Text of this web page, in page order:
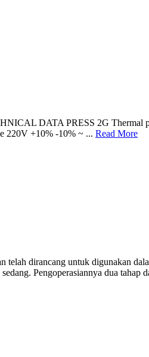
DATA PRESS 2G Thermal
220V +10% -10% ~ ... Read More
dirancang untuk digunakan
Pengoperasiannya dua tahap